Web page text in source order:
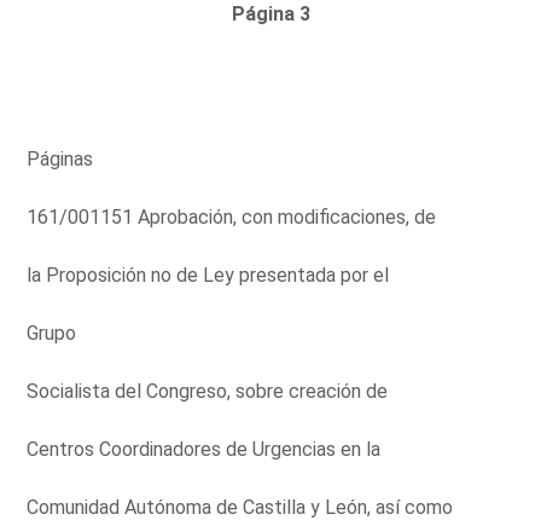
Página 3
Páginas
161/001151 Aprobación, con modificaciones, de
la Proposición no de Ley presentada por el
Grupo
Socialista del Congreso, sobre creación de
Centros Coordinadores de Urgencias en la
Comunidad Autónoma de Castilla y León, así como